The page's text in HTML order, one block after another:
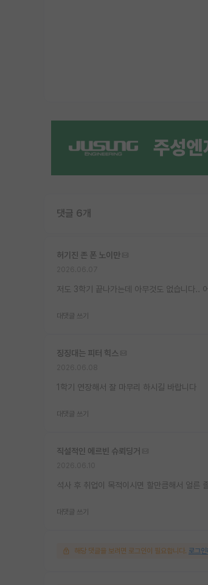
댓글 6개
허기진 존 폰 노이만
저도 3학기 끝나가는데 아무것도 없습니다..
대댓글 쓰기
징징대는 피터 힉스
1학기 연장해서 잘 마무리 하시길 바랍니다
대댓글 쓰기
직설적인 에르빈 슈뢰딩거
석사 후 취업이 목적이시면 할만큼해서 얼른
대댓글 쓰기
해당 댓글을 보려면 로그인이 필요합니다. 로그인